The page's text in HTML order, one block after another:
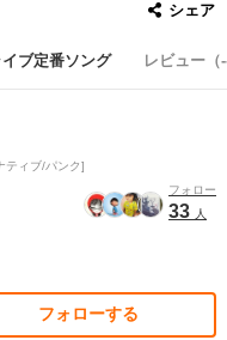
シェア
イブ定番ソング レビュー（
ティブ/パンク
フォロー
33 人
フォローする